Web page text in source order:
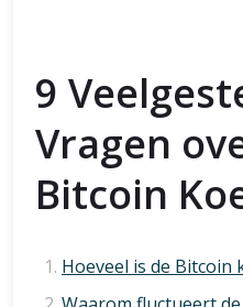
9
Vragen
Bitcoin
Hoeveel is de Bitcoin